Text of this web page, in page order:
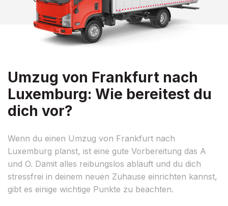
Umzug von Frankfurt nach
Luxemburg: Wie bereitest du
dich vor?
Wenn du einen Umzug von Frankfurt nach
Luxemburg planst, ist eine gute Vorbereitung das A
und O. Damit alles reibungslos abläuft und du dich
stressfrei in deinem neuen Zuhause einrichten kannst,
gibt es einige wichtige Punkte zu beachten.